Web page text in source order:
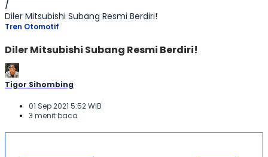
/
Diler Mitsubishi Subang Resmi Berdiri!
Tren Otomotif
Diler Mitsubishi Subang Resmi Berdiri!
Tigor Sihombing
01 Sep 2021 5:52 WIB
3 menit baca